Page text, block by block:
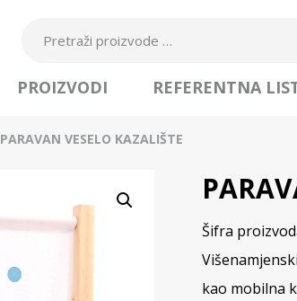
PROIZVODI REFERENTNA
PARAVAN VESELO KAZALIŠTE
Šifra
kao mobilna